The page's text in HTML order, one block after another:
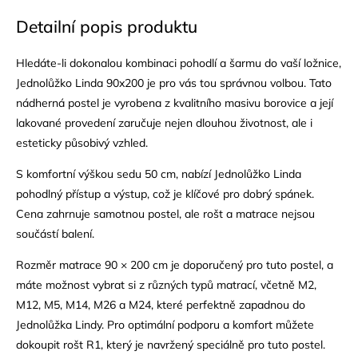
Detailní popis produktu
Hledáte-li dokonalou kombinaci pohodlí a šarmu do vaší ložnice,
Jednolůžko Linda 90x200 je pro vás tou správnou volbou. Tato
nádherná postel je vyrobena z kvalitního masivu borovice a její
lakované provedení zaručuje nejen dlouhou životnost, ale i
esteticky působivý vzhled.
S komfortní výškou sedu 50 cm, nabízí Jednolůžko Linda
pohodlný přístup a výstup, což je klíčové pro dobrý spánek.
Cena zahrnuje samotnou postel, ale rošt a matrace nejsou
součástí balení.
Rozměr matrace 90 × 200 cm je doporučený pro tuto postel, a
máte možnost vybrat si z různých typů matrací, včetně M2,
M12, M5, M14, M26 a M24, které perfektně zapadnou do
Jednolůžka Lindy. Pro optimální podporu a komfort můžete
dokoupit rošt R1, který je navržený speciálně pro tuto postel.